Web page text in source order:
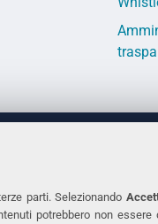
parti. Selezionando
potrebbero non
Tel. +39 0532
Fax. +39 0532